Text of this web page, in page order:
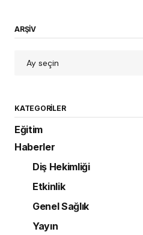
ARŞİV
KATEGORILER
Eğitim
Haberler
Diş Hekimliği
Etkinlik
Genel Sağlık
Yayın